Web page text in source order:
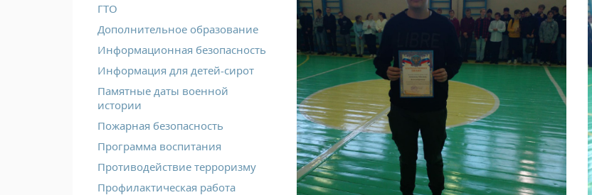
ГТО
Дополнительное образование
Информационная безопасность
Информация для детей-сирот
Памятные даты военной
истории
Пожарная безопасность
Программа воспитания
Противодействие терроризму
Профилактическая работа